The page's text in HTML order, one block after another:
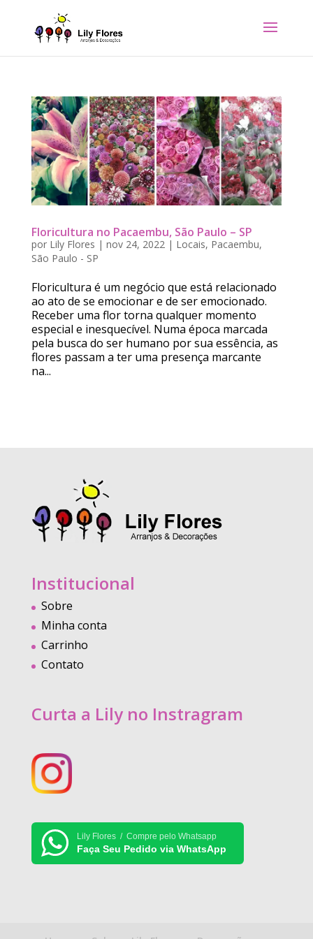
Floricultura no Pacaembu, São Paulo – SP
por Lily Flores | nov 24, 2022| Locais, Pacaembu,
São Paulo - SP
Floricultura é um negócio que está relacionado
ao ato de se emocionar e de ser emocionado.
Receber uma flor torna qualquer momento
especial e inesquecível. Numa época marcada
pela busca do ser humano por sua essência, as
flores passam a ter uma presença marcante
na...
Institucional
Sobre
Minha conta
Carrinho
Contato
Curta a Lily no Instragram
Lily Flores / Compre pelo Whatsapp
Faça Seu Pedido via WhatsApp